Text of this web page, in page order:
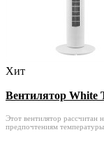
Хит
Вентилятор White
Этот вентилятор рассчитан
предпочтениям